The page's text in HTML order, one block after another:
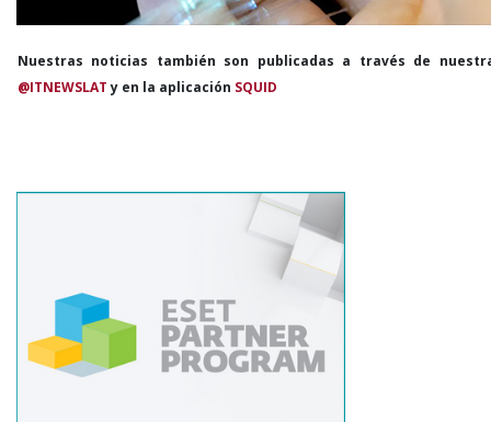
Nuestras noticias también son publicadas a través de
@ITNEWSLATy en la aplicación SQUID